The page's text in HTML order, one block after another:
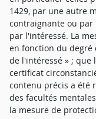
1429, par une autre
contraignante ou
par l'intéressé. La
en fonction du degré
de l'intéressé » ; que
certificat
contenu précis a été
des facultés
la mesure de